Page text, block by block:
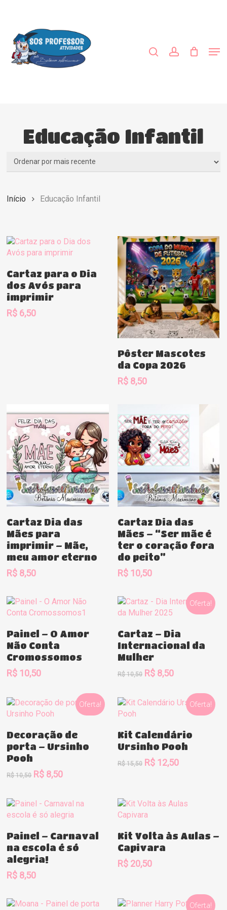
content
Educação Infantil
Início Educação Infantil
Cartaz para o Dia
dos Avós para
imprimir
R$ 6,50
Comprar
Pôster Mascotes
da Copa 2026
R$8,50
Comprar
Cartaz Dia das
Mães para
imprimir – Mãe,
meu amor eterno
R$ 8,50
Comprar
Cartaz Dia das
Mães – “Ser mãe é
ter o coração fora
do peito”
R$10,50
Comprar
Painel – O Amor
Não Conta
Cromossomos
R$ 10,50
Oferta!
Comprar
Cartaz – Dia
Internacional da
Mulher
R$10,50 O
era:
R$8,50O
atual
é:
R$ 8,50.
Oferta!
Comprar
Decoração de
porta – Ursinho
Pooh
R$10,50 O
era:
R$ 10,50.
R$ 8,50O
é:
R$ 8,50.
Oferta!
Comprar
Kit Calendário
Ursinho Pooh
R$15,50 O
R$ 15,50.
R$12,50O
R$ 12,50.
Comprar
Painel – Carnaval
na escola é só
alegria!
R$ 8,50
Comprar
Kit Volta às Aulas –
Capivara
R$20,50
Oferta!